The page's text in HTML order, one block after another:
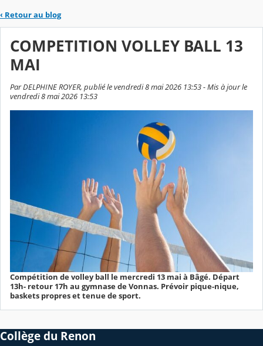
‹ Retour au blog
COMPETITION VOLLEY BALL 13
MAI
Par DELPHINE ROYER, publié le vendredi 8 mai 2026 13:53 - Mis à jour le
vendredi 8 mai 2026 13:53
Compétition de volley ball le mercredi 13 mai à Bâgé. Départ
13h- retour 17h au gymnase de Vonnas. Prévoir pique-nique,
baskets propres et tenue de sport.
Collège du Renon